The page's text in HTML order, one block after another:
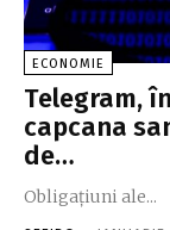
ECONOMIE
Telegram,
capcana
de…
Obligaţiuni ale...